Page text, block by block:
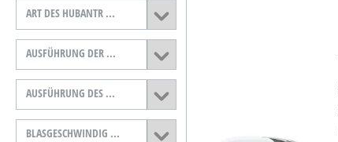
ART DES HUBANTR ...
AUSFÜHRUNG DER ...
AUSFÜHRUNG DES ...
BLASGESCHWINDIG ...